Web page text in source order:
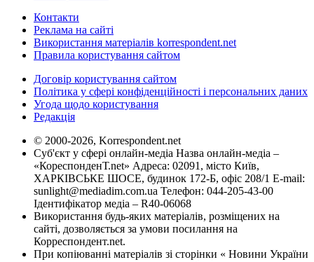
Контакти
Реклама на сайті
Використання матеріалів korrespondent.net
Правила користування сайтом
Договір користування сайтом
Політика у сфері конфіденційності і персональних даних
Угода щодо користування
Редакція
© 2000-2026, Korrespondent.net
Суб'єкт у сфері онлайн-медіа Назва онлайн-медіа –
«КореспонденТ.net» Адреса: 02091, місто Київ,
ХАРКІВСЬКЕ ШОСЕ, будинок 172-Б, офіс 208/1 E-mail:
sunlight@mediadim.com.ua Телефон: 044-205-43-00
Ідентифікатор медіа – R40-06068
Використання будь-яких матеріалів, розміщених на
сайті, дозволяється за умови посилання на
Корреспондент.net.
При копіюванні матеріалів зі сторінки « Новини України